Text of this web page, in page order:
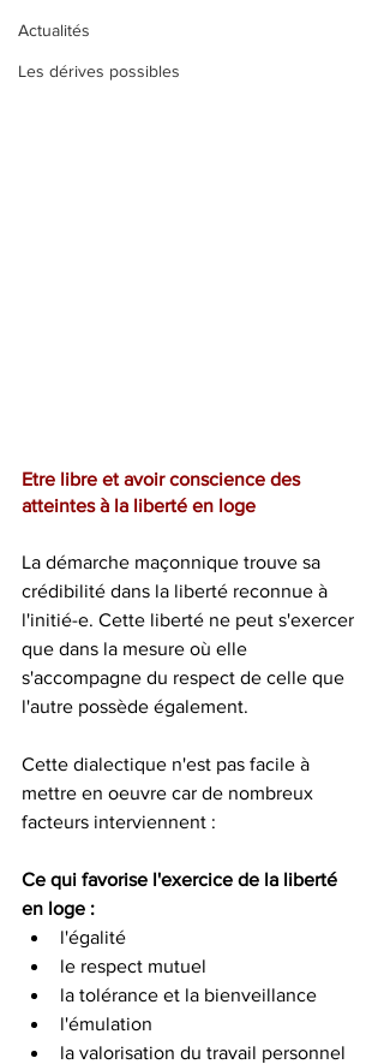
Actualités
Les dérives possibles
Etre libre et avoir conscience des
atteintes à la liberté en loge
La démarche maçonnique trouve sa
crédibilité dans la liberté reconnue à
l'initié-e. Cette liberté ne peut s'exercer
que dans la mesure où elle
s'accompagne du respect de celle que
l'autre possède également.
Cette dialectique n'est pas facile à
mettre en oeuvre car de nombreux
facteurs interviennent :
Ce qui favorise l'exercice de la liberté
en loge :
l'égalité
le respect mutuel
la tolérance et la bienveillance
l'émulation
la valorisation du travail personnel